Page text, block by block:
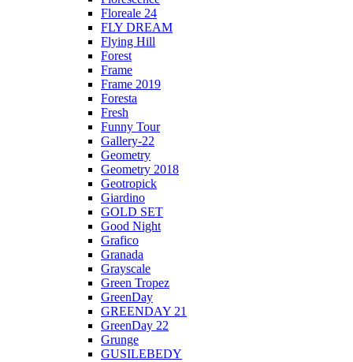
Floreale 24
FLY DREAM
Flying Hill
Forest
Frame
Frame 2019
Foresta
Fresh
Funny Tour
Gallery-22
Geometry
Geometry 2018
Geotropick
Giardino
GOLD SET
Good Night
Grafico
Granada
Grayscale
Green Tropez
GreenDay
GREENDAY 21
GreenDay 22
Grunge
GUSILEBEDY